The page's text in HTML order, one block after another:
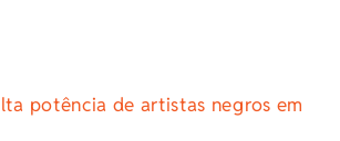
potência de artistas negros em